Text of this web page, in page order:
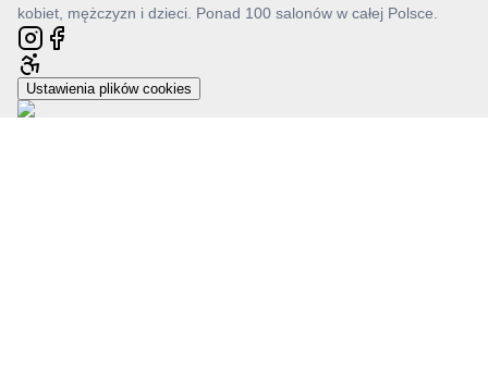
kobiet, mężczyzn i dzieci. Ponad 100 salonów w całej Polsce.
Ustawienia plików cookies